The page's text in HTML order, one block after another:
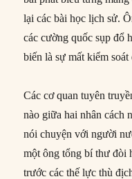
lại các bài học lịch sử.
các cường quốc sụp đổ
biến là sự mất kiểm
Các cơ quan tuyên
nào giữa hai nhân cách
nói chuyện với người
một ông tổng bí thư đòi
trước các thế lực thù